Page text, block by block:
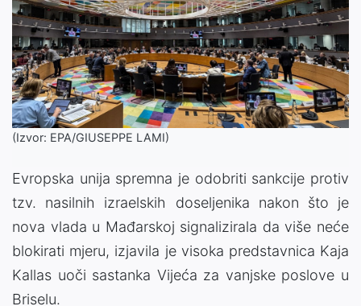
(Izvor: EPA/GIUSEPPE LAMI)
Evropska unija spremna je odobriti sankcije protiv
tzv. nasilnih izraelskih doseljenika nakon što je
nova vlada u Mađarskoj signalizirala da više neće
blokirati mjeru, izjavila je visoka predstavnica Kaja
Kallas uoči sastanka Vijeća za vanjske poslove u
Briselu.